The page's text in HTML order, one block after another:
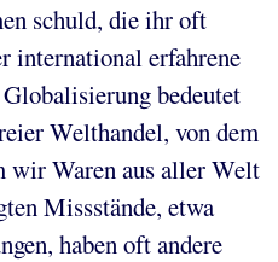
schuld, die ihr oft
international erfahrene
bedeutet
Welthandel, von dem
Waren aus aller Welt
Missstände, etwa
haben oft andere